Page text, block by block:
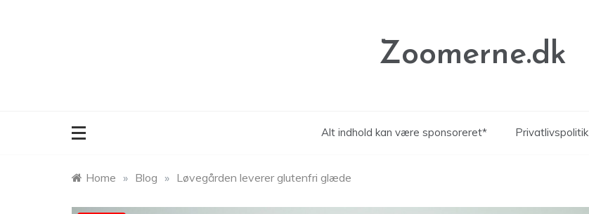
Zoomerne.dk
Alt indhold kan være sponsoreret* Privatlivspolitik
Home » Blog » Løvegården leverer glutenfri glæde